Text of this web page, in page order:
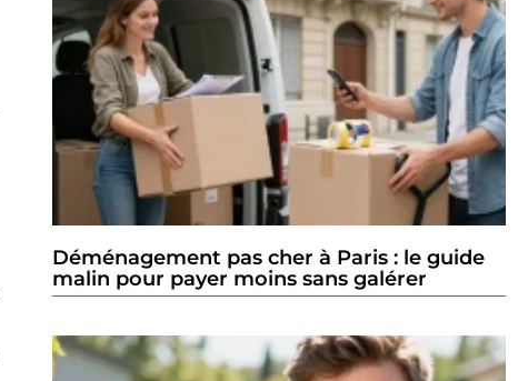
Déménagement pas cher à Paris : le guide
malin pour payer moins sans galérer